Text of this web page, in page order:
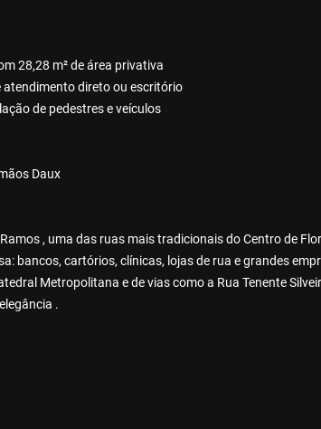
28,28 m² de área privativa
direto ou escritório
de pedestres e veículos
Daux
, uma das ruas mais tradicionais do Centro de
bancos, cartórios, clínicas, lojas de rua e grandes
Metropolitana e de vias como a Rua Tenente
.